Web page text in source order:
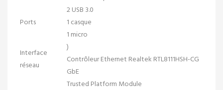
Ports
2 USB 3.0
1 casque
1 micro
Interface
réseau
)
Contrôleur Ethernet Realtek RTL8111HSH-CG
GbE
Trusted Platform Module